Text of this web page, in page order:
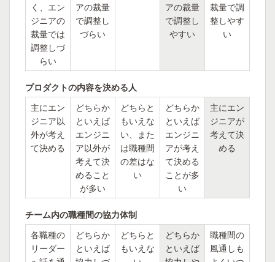
く、エン
ジニアの
裁量では
調整しづ
らい
アの裁量
で調整し
づらい
アの裁量
で調整し
やすい
裁量で調
整しやす
い
プロダクトの内容を決める人
主にエン
ジニア以
外が考え
て決める
どちらか
といえば
エンジニ
ア以外が
考えて決
めること
が多い
どちらと
もいえな
い、また
は職種間
の差はな
い
どちらか
といえば
エンジニ
アが考え
て決める
ことが多
い
主にエン
ジニアが
考えて決
める
チーム内の職種間の協力体制
各職種の
リーダー
どちらか
といえば
どちらと
もいえな
どちらか
といえば
職種間の
風通しも